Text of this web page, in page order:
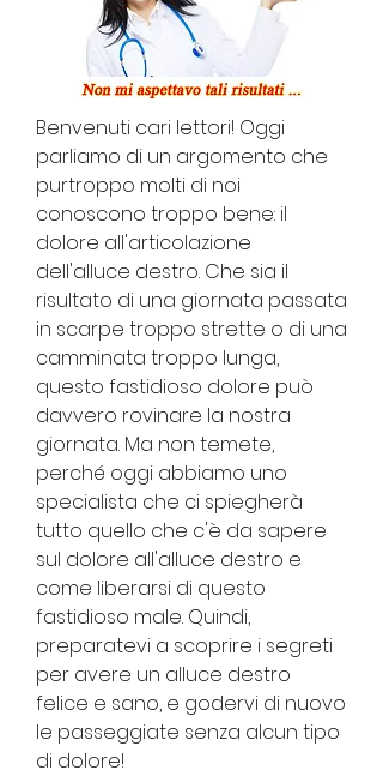
Benvenuti cari lettori! Oggi
parliamo di un argomento che
purtroppo molti di noi
conoscono troppo bene: il
dolore all'articolazione
dell'alluce destro. Che sia il
risultato di una giornata passata
in scarpe troppo strette o di una
camminata troppo lunga,
questo fastidioso dolore può
davvero rovinare la nostra
giornata. Ma non temete,
perché oggi abbiamo uno
specialista che ci spiegherà
tutto quello che c'è da sapere
sul dolore all'alluce destro e
come liberarsi di questo
fastidioso male. Quindi,
preparatevi a scoprire i segreti
per avere un alluce destro
felice e sano, e godervi di nuovo
le passeggiate senza alcun tipo
di dolore!